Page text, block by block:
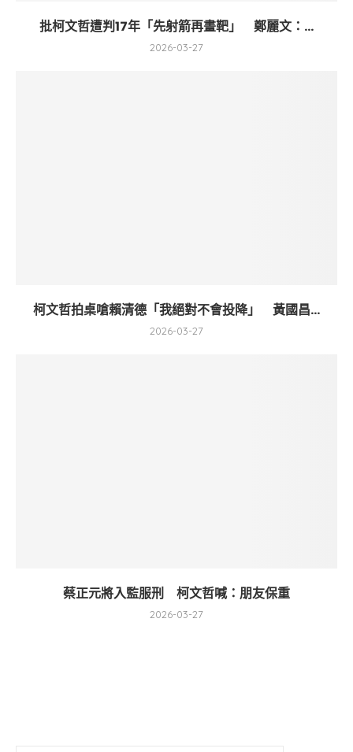
批柯文哲遭判17年「先射箭再畫靶」 鄭麗文：...
2026-03-27
柯文哲拍桌嗆賴清德「我絕對不會投降」 黃國昌...
2026-03-27
蔡正元將入監服刑 柯文哲喊：朋友保重
2026-03-27